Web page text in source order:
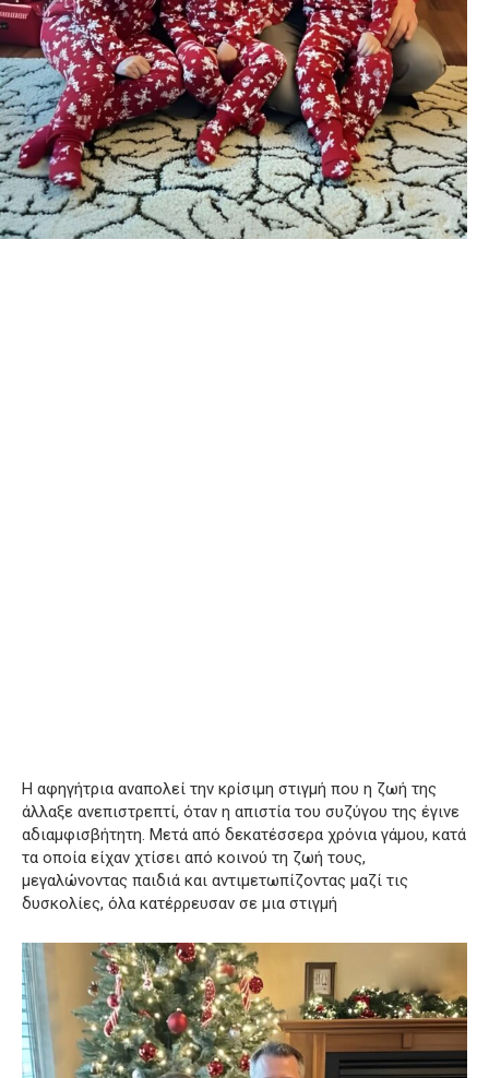
Η αφηγήτρια αναπολεί την κρίσιμη στιγμή που η ζωή της
άλλαξε ανεπιστρεπτί, όταν η απιστία του συζύγου της έγινε
αδιαμφισβήτητη. Μετά από δεκατέσσερα χρόνια γάμου, κατά
τα οποία είχαν χτίσει από κοινού τη ζωή τους,
μεγαλώνοντας παιδιά και αντιμετωπίζοντας μαζί τις
δυσκολίες, όλα κατέρρευσαν σε μια στιγμή